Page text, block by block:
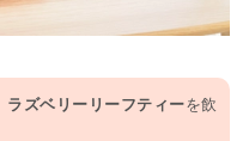
ラズベリーリーフティーを飲